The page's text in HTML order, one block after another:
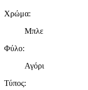
Χρώμα:
Μπλε
Φύλο:
Αγόρι
Τύπος: